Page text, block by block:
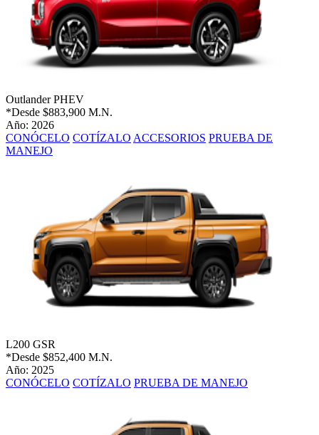
Outlander PHEV
*Desde $883,900 M.N.
Año: 2026
CONÓCELO COTÍZALO ACCESORIOS PRUEBA DE
MANEJO
L200 GSR
*Desde $852,400 M.N.
Año: 2025
CONÓCELO COTÍZALO PRUEBA DE MANEJO